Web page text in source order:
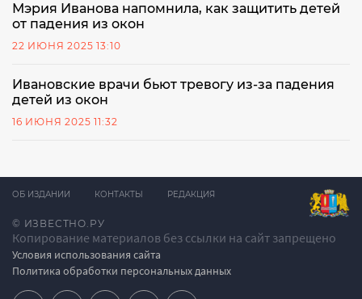
Мэрия Иванова напомнила, как защитить детей
от падения из окон
22 ИЮНЯ 2025 13:10
Ивановские врачи бьют тревогу из-за падения
детей из окон
16 ИЮНЯ 2025 11:32
© ИЗВЕСТНО.РУ
Копирование материалов без ссылки на сайт запрещено
Условия использования сайта
Политика обработки персональных данных
ОБ ИЗДАНИИ КОНТАКТЫ РЕДАКЦИЯ